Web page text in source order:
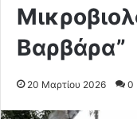
Βαρβάρα”
20 Μαρτίου 2026 0